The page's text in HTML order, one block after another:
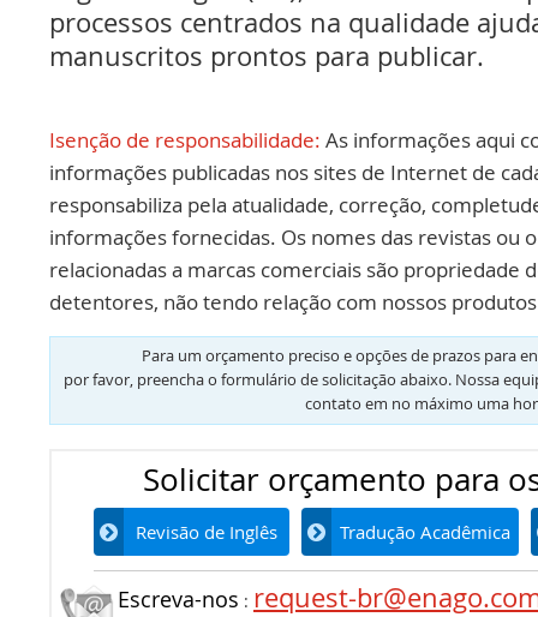
processos centrados na qualidade
manuscritos prontos para publicar.
Isenção de responsabilidade: As informações aqui
informações publicadas nos sites de Internet de
responsabiliza pela atualidade, correção,
informações fornecidas. Os nomes das revistas ou
relacionadas a marcas comerciais são propriedade
detentores, não tendo relação com nossos
Para um orçamento preciso e opções de prazos para
por favor, preencha o formulário de solicitação abaixo. Nossa
contato em no máximo uma
Solicitar orçamento para
Revisão de Inglês Tradução Acadêmica
Escreva-nos : request-